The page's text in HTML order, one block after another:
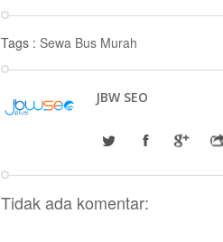
Tags : Sewa Bus Murah
JBW SEO
Tidak ada komentar: